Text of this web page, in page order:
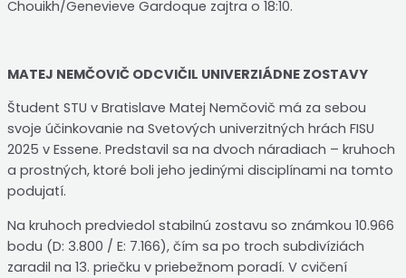
Chouikh/Genevieve Gardoque zajtra o 18:10.
MATEJ NEMČOVIČ ODCVIČIL UNIVERZIÁDNE ZOSTAVY
Študent STU v Bratislave Matej Nemčovič má za sebou
svoje účinkovanie na Svetových univerzitných hrách FISU
2025 v Essene. Predstavil sa na dvoch náradiach – kruhoch
a prostných, ktoré boli jeho jedinými disciplínami na tomto
podujatí.
Na kruhoch predviedol stabilnú zostavu so známkou 10.966
bodu (D: 3.800 / E: 7.166), čím sa po troch subdivíziách
zaradil na 13. priečku v priebežnom poradí. V cvičení